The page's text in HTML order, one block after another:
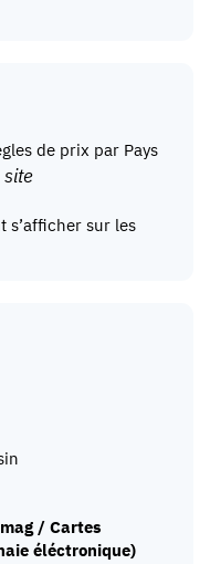
de prix par Pays
site
s’afficher sur les
/ Cartes
éléctronique)